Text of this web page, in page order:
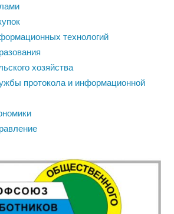
технологий
хозяйства
протокола и информационной